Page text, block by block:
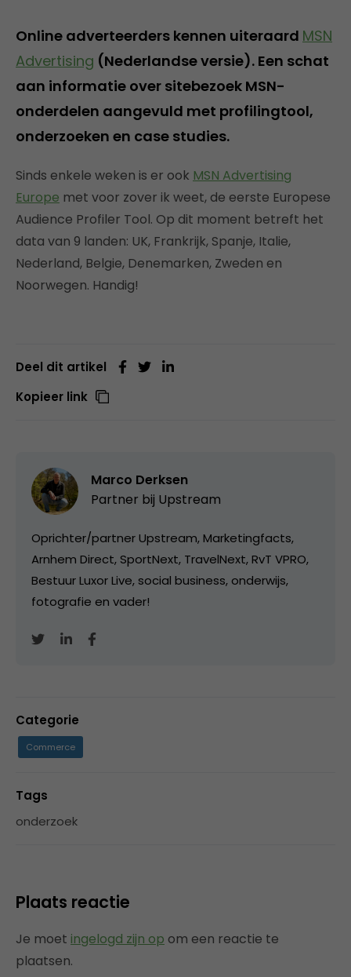
Online adverteerders kennen uiteraard MSN
Advertising (Nederlandse versie). Een schat
aan informatie over sitebezoek MSN-
onderdelen aangevuld met profilingtool,
onderzoeken en case studies.
Sinds enkele weken is er ook MSN Advertising
Europe met voor zover ik weet, de eerste Europese
Audience Profiler Tool. Op dit moment betreft het
data van 9 landen: UK, Frankrijk, Spanje, Italie,
Nederland, Belgie, Denemarken, Zweden en
Noorwegen. Handig!
Deel dit artikel
Kopieer link
Marco Derksen
Partner bij Upstream
Oprichter/partner Upstream, Marketingfacts,
Arnhem Direct, SportNext, TravelNext, RvT VPRO,
Bestuur Luxor Live, social business, onderwijs,
fotografie en vader!
Categorie
Commerce
Tags
onderzoek
Plaats reactie
Je moet ingelogd zijn op om een reactie te
plaatsen.